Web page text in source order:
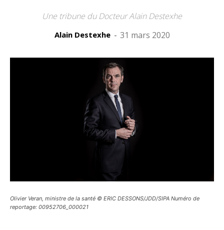
Une tribune du Docteur Alain Destexhe
Alain Destexhe - 31 mars 2020
Olivier Veran, ministre de la santé © ERIC DESSONS/JDD/SIPA Numéro de
reportage: 00952706_000021